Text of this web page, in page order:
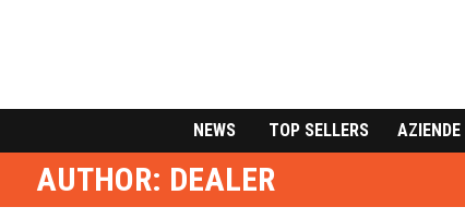
NEWS TOP SELLERS
AUTHOR: DEALER